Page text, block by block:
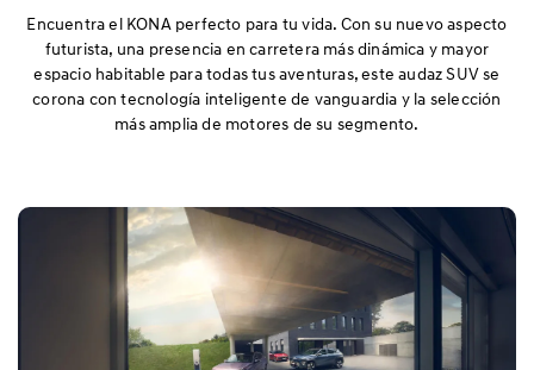
Prestaciones
Seguridad
Encuentra el KONA perfecto para tu vida. Con su nuevo aspecto
futurista, una presencia en carretera más dinámica y mayor
espacio habitable para todas tus aventuras, este audaz SUV se
corona con tecnología inteligente de vanguardia y la selección
más amplia de motores de su segmento.